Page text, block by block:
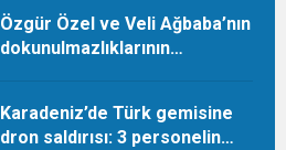
Özgür Özel ve Veli Ağbaba’nın
dokunulmazlıklarının
Karadeniz’de Türk gemisine
dron saldırısı: 3 personelin